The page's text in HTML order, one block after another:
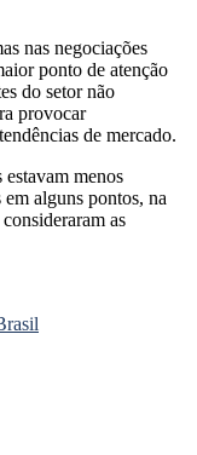
nas negociações
ponto de atenção
do setor não
provocar
de mercado.
menos
em alguns pontos, na
as